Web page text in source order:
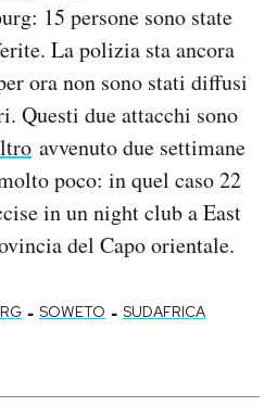
15 persone sono state
La polizia sta ancora
ora non sono stati diffusi
Questi due attacchi sono
avvenuto due settimane
poco: in quel caso 22
in un night club a East
del Capo orientale.
- SOWETO - SUDAFRICA